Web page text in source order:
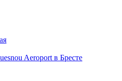
Aeroport в Бресте